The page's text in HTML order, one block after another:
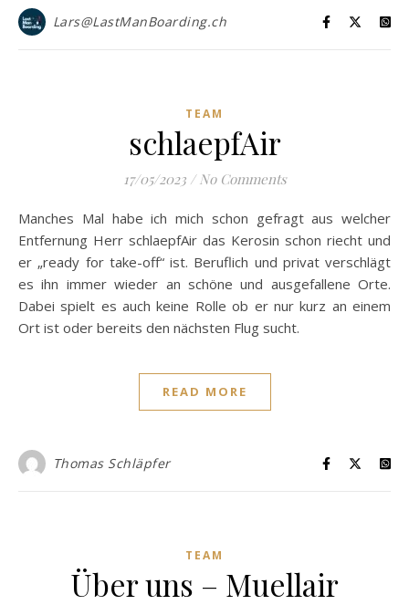
Lars@LastManBoarding.ch
TEAM
schlaepfAir
17/05/2023 / No Comments
Manches Mal habe ich mich schon gefragt aus welcher
Entfernung Herr schlaepfAir das Kerosin schon riecht und
er „ready for take-off“ ist. Beruflich und privat verschlägt
es ihn immer wieder an schöne und ausgefallene Orte.
Dabei spielt es auch keine Rolle ob er nur kurz an einem
Ort ist oder bereits den nächsten Flug sucht.
READ MORE
Thomas Schläpfer
TEAM
Über uns – Muellair